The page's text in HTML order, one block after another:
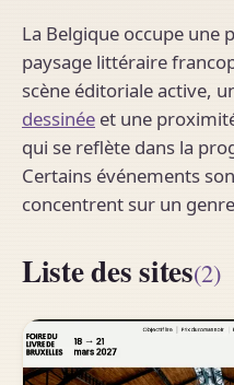
La Belgique occupe une
paysage littéraire
scène éditoriale active,
dessinée et une
qui se reflète dans la
Certains événements
concentrent sur un
Liste des sites(2)